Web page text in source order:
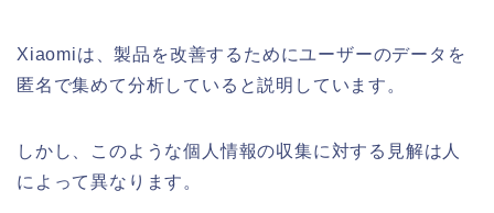
Xiaomiは、製品を改善するためにユーザーのデータを
匿名で集めて分析していると説明しています。
しかし、このような個人情報の収集に対する見解は人
によって異なります。